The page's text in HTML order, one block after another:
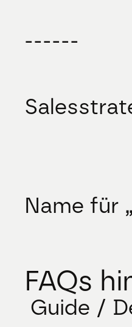
------
Name für
FAQs
Guide /